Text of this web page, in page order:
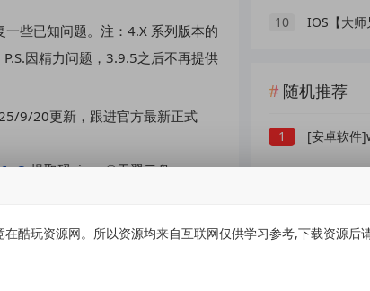
些已知问题。注：4.X 系列版本的
因精力问题，3.9.5之后不再提供
9/20更新，跟进官方最新正式
提取码: irye ②天翼云盘：
10 IOS【大
随机推荐
1 [安卓软件
酷玩资源网。所以资源均来自互联网仅供学习参考,下载资源后